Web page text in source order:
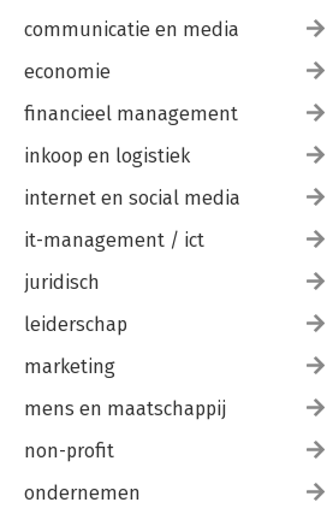
communicatie en media
economie
financieel management
inkoop en logistiek
internet en social media
it-management / ict
juridisch
leiderschap
marketing
mens en maatschappij
non-profit
ondernemen